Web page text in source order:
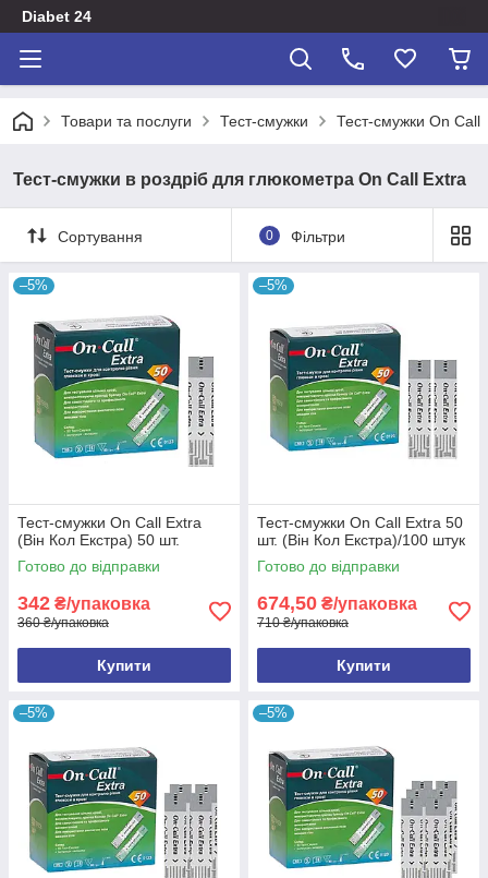
Diabet 24
Товари та послуги Тест-смужки Тест-смужки On Call
Тест-смужки в роздріб для глюкометра On Call Extra
Сортування 0 Фільтри
–5%
Тест-смужки On Call Extra
(Він Кол Екстра) 50 шт.
Готово до відправки
342 ₴/упаковка
360 ₴/упаковка
Купити
–5%
Тест-смужки On Call Extra 50
шт. (Він Кол Екстра)/100 штук
Готово до відправки
674,50 ₴/упаковка
710 ₴/упаковка
Купити
–5% –5%